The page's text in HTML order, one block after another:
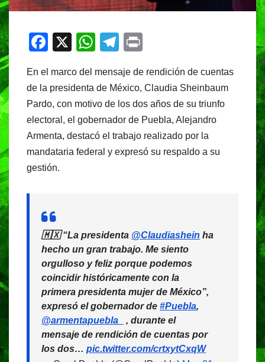
F
c
e
b
o
o
k
X
W
at
s
A
p
p
T
e
gr
a
m
t
En el marco del mensaje de rendición de cuentas
de la presidenta de México, Claudia Sheinbaum
Pardo, con motivo de los dos años de su triunfo
electoral, el gobernador de Puebla, Alejandro
Armenta, destacó el trabajo realizado por la
mandataria federal y expresó su respaldo a su
gestión.
🇲🇽 “La presidenta @Claudiashein ha
hecho un gran trabajo. Me siento
orgulloso y feliz porque podemos
coincidir históricamente con la
primera presidenta mujer de México”,
expresó el gobernador de #Puebla,
@armentapuebla_
, durante el
mensaje de rendición de cuentas por
los dos… pic.twitter.com/crtxytCxqW